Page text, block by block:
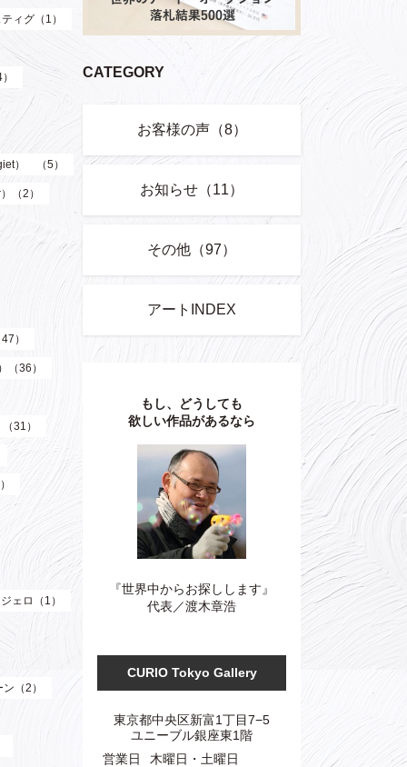
ィグ（1）
） （5）
（2）
）
（36）
31）
ェロ（1）
（2）
CATEGORY
お客様の声（8）
お知らせ（11）
その他（97）
アートINDEX
もし、どうしても
欲しい作品があるなら
『世界中からお探しします』
代表／渡木章浩
CURIO Tokyo Gallery
東京都中央区新富1丁目7−5
ユニーブル銀座東1階
営業日
木曜日・土曜日